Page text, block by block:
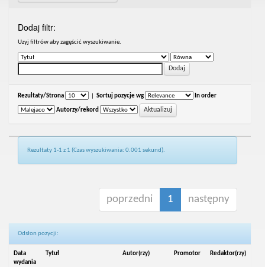
Dodaj filtr:
Uzyj filtrów aby zagęścić wyszukiwanie.
Rezultaty/Strona Sortuj pozycje wg In order
Autorzy/rekord
Rezultaty 1-1 z 1 (Czas wyszukiwania: 0.001 sekund).
poprzedni 1 następny
Odsłon pozycji:
Data
wydania
Tytuł Autor(rzy) Promotor Redaktor(rzy)